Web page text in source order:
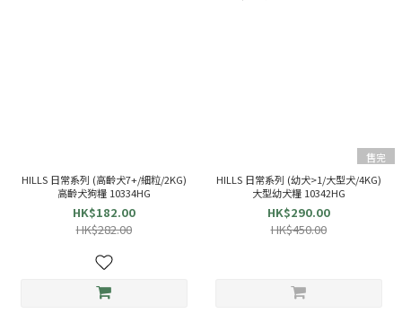
HILLS 日常系列 (高齡犬7+/細粒/2KG)
高齡犬狗糧 10334HG
HK$182.00
HK$282.00
售完
HILLS 日常系列 (幼犬>1/大型犬/4KG)
大型幼犬糧 10342HG
HK$290.00
HK$450.00